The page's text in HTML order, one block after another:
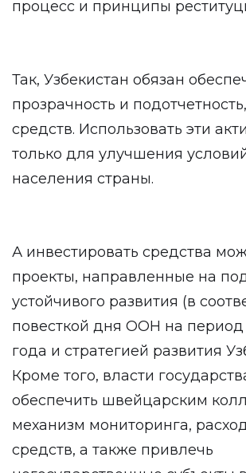
процесс и принципы
Так, Узбекистан обязан
прозрачность и
средств. Использовать эти
только для улучшения
населения страны.
А инвестировать средства
проекты, направленные на
устойчивого развития (в
повесткой дня ООН на
года и стратегией развития
Кроме того, власти
обеспечить швейцарским
механизм мониторинга,
средств, а также привлечь